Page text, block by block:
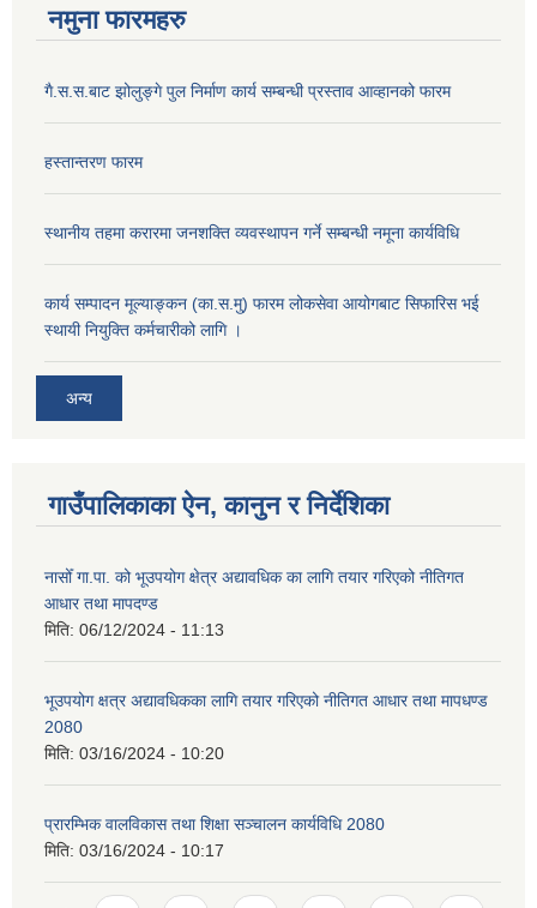
नमुना फारमहरु
गै.स.स.बाट झोलुङ्गे पुल निर्माण कार्य सम्बन्धी प्रस्ताव आव्हानको फारम
हस्तान्तरण फारम
स्थानीय तहमा करारमा जनशक्ति व्यवस्थापन गर्ने सम्बन्धी नमूना कार्यविधि
कार्य सम्पादन मूल्याङ्कन (का.स.मु) फारम लोकसेवा आयोगबाट सिफारिस भई
स्थायी नियुक्ति कर्मचारीको लागि ।
अन्य
गाउँपालिकाका ऐन, कानुन र निर्देशिका
नासोँ गा.पा. को भूउपयोग क्षेत्र अद्यावधिक का लागि तयार गरिएको नीतिगत
आधार तथा मापदण्ड
मिति: 06/12/2024 - 11:13
भूउपयोग क्षत्र अद्यावधिकका लागि तयार गरिएको नीतिगत आधार तथा मापधण्ड
2080
मिति: 03/16/2024 - 10:20
प्रारम्भिक वालविकास तथा शिक्षा सञ्चालन कार्यविधि 2080
मिति: 03/16/2024 - 10:17